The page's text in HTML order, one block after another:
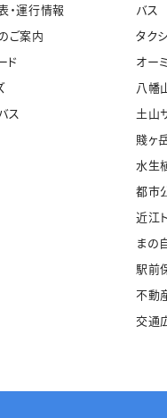
・運行情報
ご案内
ド
ス
バス
タク
オー
八幡
土山
賤ヶ
水生
都市
近江
まの
駅前
不動
交通